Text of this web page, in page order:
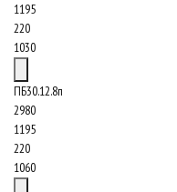
1195
220
1030
ПБ30.12.8п
2980
1195
220
1060